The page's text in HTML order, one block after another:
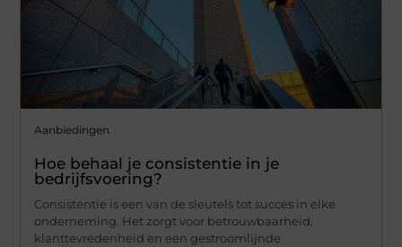
Aanbiedingen
Hoe behaal je consistentie in je
bedrijfsvoering?
Consistentie is een van de sleutels tot succes in elke
onderneming. Het zorgt voor betrouwbaarheid,
klanttevredenheid en een gestroomlijnde